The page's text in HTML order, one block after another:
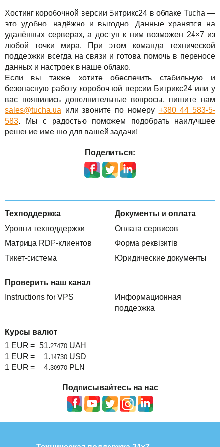
Хостинг коробочной версии Битрикс24 в облаке Tucha —
это удобно, надёжно и выгодно. Данные хранятся на
удалённых серверах, а доступ к ним возможен 24×7 из
любой точки мира. При этом команда технической
поддержки всегда на связи и готова помочь в переносе
данных и настроек в наше облако.
Если вы также хотите обеспечить стабильную и
безопасную работу коробочной версии Битрикс24 или у
вас появились дополнительные вопросы, пишите нам
sales@tucha.ua или звоните по номеру +380 44 583-5-
583. Мы с радостью поможем подобрать наилучшее
решение именно для вашей задачи!
Поделиться:
Техподдержка
Уровни техподдержки
Матрица RDP-клиентов
Тикет-система
Документы и оплата
Оплата сервисов
Форма реквізитів
Юридические документы
Проверить наш канал
Instructions for VPS
Информационная
поддержка
Курсы валют
1 EUR = 51.27470 UAH
1 EUR =
1.14730 USD
1 EUR =
4.30970 PLN
Подписывайтесь на нас